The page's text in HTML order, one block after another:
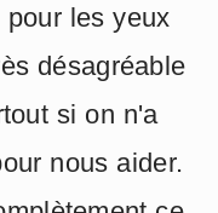
les yeux
désagréable
si on n'a
nous aider.